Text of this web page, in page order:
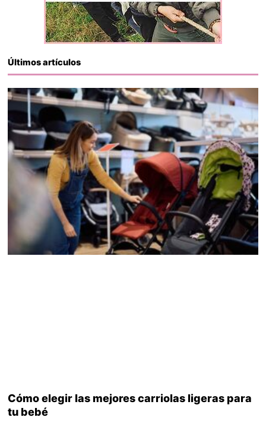
Últimos artículos
Cómo elegir las mejores carriolas ligeras para
tu bebé